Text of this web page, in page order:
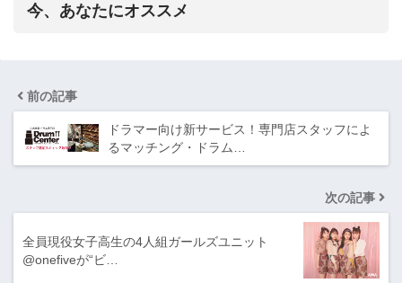
今、あなたにオススメ
前の記事
ドラマー向け新サービス！専門店スタッフによ
るマッチング・ドラム…
次の記事
全員現役女子高生の4人組ガールズユニット
@onefiveが“ビ…